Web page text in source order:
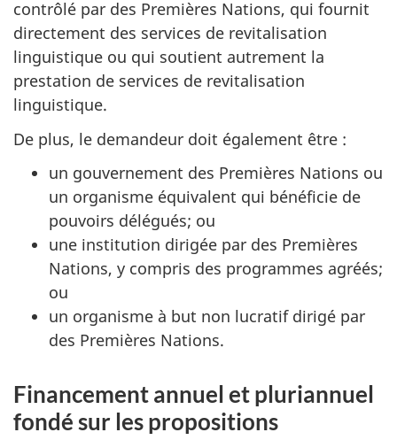
contrôlé par des Premières Nations, qui fournit
directement des services de revitalisation
linguistique ou qui soutient autrement la
prestation de services de revitalisation
linguistique.
De plus, le demandeur doit également être :
un gouvernement des Premières Nations ou
un organisme équivalent qui bénéficie de
pouvoirs délégués; ou
une institution dirigée par des Premières
Nations, y compris des programmes agréés;
ou
un organisme à but non lucratif dirigé par
des Premières Nations.
Financement annuel et pluriannuel
fondé sur les propositions